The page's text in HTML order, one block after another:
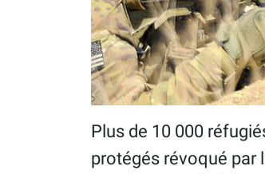
Plus de 10 000
protégés révoqué par